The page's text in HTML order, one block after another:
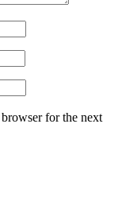
for the next